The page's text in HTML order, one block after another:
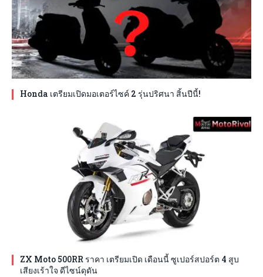
Honda เตรียมเปิดมอเตอร์ไซค์ 2 รุ่นปริศนา สิ้นปีนี้!
ZX Moto 500RR ราคา เตรียมเปิด เดือนนี้ ซูเปอร์สปอร์ต 4 สูบ
เสียงเร้าใจ ดีไซน์ดุดัน